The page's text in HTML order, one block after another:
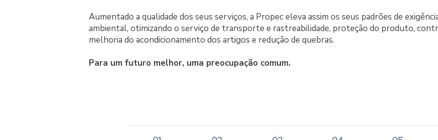
Aumentado a qualidade dos seus serviços, a Propec eleva assim os seus padrões de
ambiental, otimizando o serviço de transporte e rastreabilidade, proteção do produto,
melhoria do acondicionamento dos artigos e redução de quebras.
Para um futuro melhor, uma preocupação comum.